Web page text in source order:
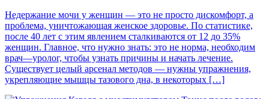
Недержание мочи у женщин — это не просто дискомфорт, а
проблема, уничтожающая женское здоровье. По статистике,
после 40 лет с этим явлением сталкиваются от 12 до 35%
женщин. Главное, что нужно знать: это не норма, необходим
врач—уролог, чтобы узнать причины и начать лечение.
Существует целый арсенал методов — нужны упражнения,
укрепляющие мышцы тазового дна, в некоторых […]